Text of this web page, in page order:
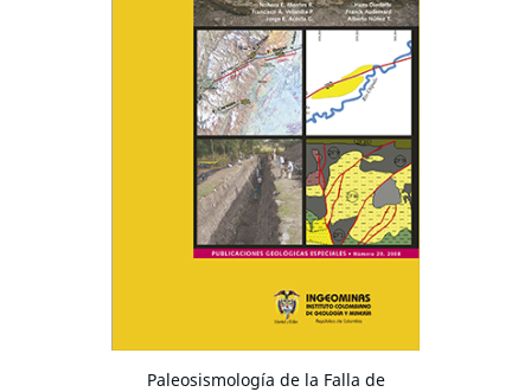
Paleosismología de la Falla de